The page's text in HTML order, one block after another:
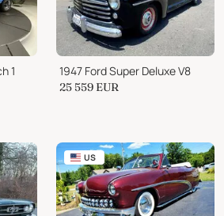
1 1947 Ford Super Deluxe V8
25 559 EUR
US